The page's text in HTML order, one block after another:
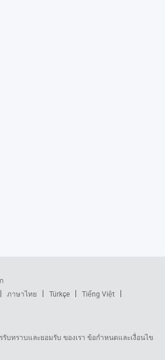
ภาษาไทย Türkçe
Tiếng Việt
ทราบและยอมรับ ของเรา ข้อกำหนดและเงื่อนไข